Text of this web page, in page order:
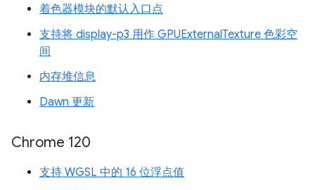
着色器模块的默认入口点
支持将 display-p3 用作 GPUExternalTexture 色彩空
间
内存堆信息
Dawn 更新
Chrome 120
支持 WGSL 中的 16 位浮点值